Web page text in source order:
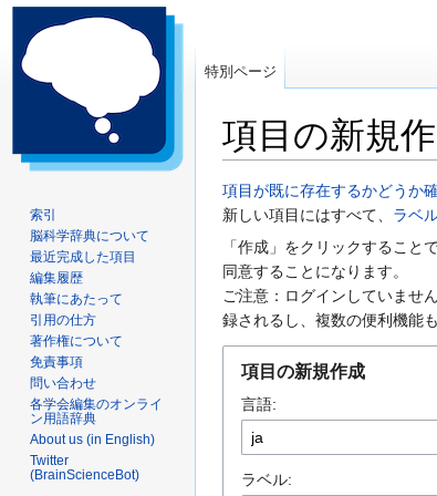
項目の新規
ナ
ビ
ゲ
ー
シ
ョ
検
索
に
移
動
項目が既に存在するかどうか
新しい項目にはすべて、 ラベ
「作成」をクリックすること
同意することになります。
ご注意：ログインしていませ
録されるし、複数の便利機能
項目の新規作成
言語:
ラベル:
特別ページ
索引
脳科学辞典について
最近完成した項目
編集履歴
執筆にあたって
引用の仕方
著作権について
免責事項
問い合わせ
各学会編集のオンライ
ン用語辞典
About us (in English)
Twitter
(BrainScienceBot)